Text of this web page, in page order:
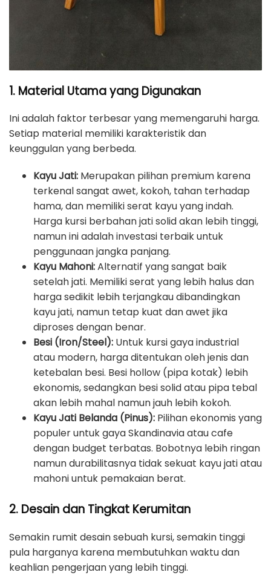
1. Material Utama yang Digunakan
Ini adalah faktor terbesar yang memengaruhi harga.
Setiap material memiliki karakteristik dan
keunggulan yang berbeda.
Kayu Jati: Merupakan pilihan premium karena
terkenal sangat awet, kokoh, tahan terhadap
hama, dan memiliki serat kayu yang indah.
Harga kursi berbahan jati solid akan lebih tinggi,
namun ini adalah investasi terbaik untuk
penggunaan jangka panjang.
Kayu Mahoni:Alternatif yang sangat baik
setelah jati. Memiliki serat yang lebih halus dan
harga sedikit lebih terjangkau dibandingkan
kayu jati, namun tetap kuat dan awet jika
diproses dengan benar.
Besi (Iron/Steel): Untuk kursi gaya industrial
atau modern, harga ditentukan oleh jenis dan
ketebalan besi. Besi hollow (pipa kotak) lebih
ekonomis, sedangkan besi solid atau pipa tebal
akan lebih mahal namun jauh lebih kokoh.
Kayu Jati Belanda (Pinus): Pilihan ekonomis yang
populer untuk gaya Skandinavia atau cafe
dengan budget terbatas. Bobotnya lebih ringan
namun durabilitasnya tidak sekuat kayu jati atau
mahoni untuk pemakaian berat.
2. Desain dan Tingkat Kerumitan
Semakin rumit desain sebuah kursi, semakin tinggi
pula harganya karena membutuhkan waktu dan
keahlian pengerjaan yang lebih tinggi.